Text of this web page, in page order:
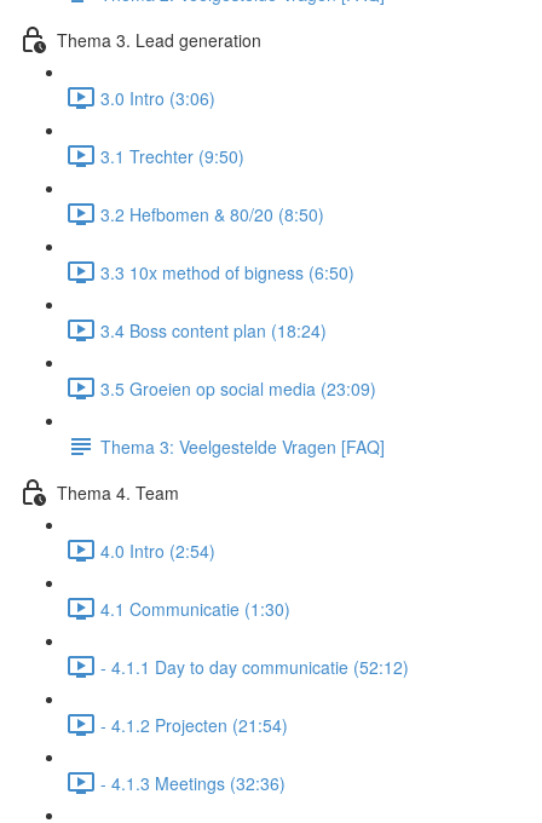
Thema 3. Lead generation
3.0 Intro (3:06)
3.1 Trechter (9:50)
3.2 Hefbomen & 80/20 (8:50)
3.3 10x method of bigness (6:50)
3.4 Boss content plan (18:24)
3.5 Groeien op social media (23:09)
Thema 3: Veelgestelde Vragen [FAQ]
Thema 4. Team
4.0 Intro (2:54)
4.1 Communicatie (1:30)
- 4.1.1 Day to day communicatie (52:12)
- 4.1.2 Projecten (21:54)
- 4.1.3 Meetings (32:36)